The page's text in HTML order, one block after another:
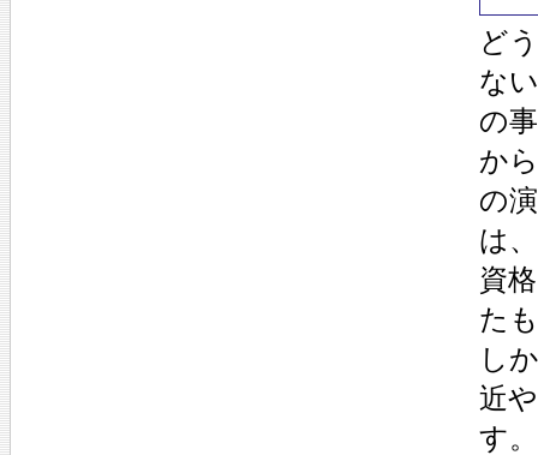
ど
な
の
か
の
は
資
た
し
近
す